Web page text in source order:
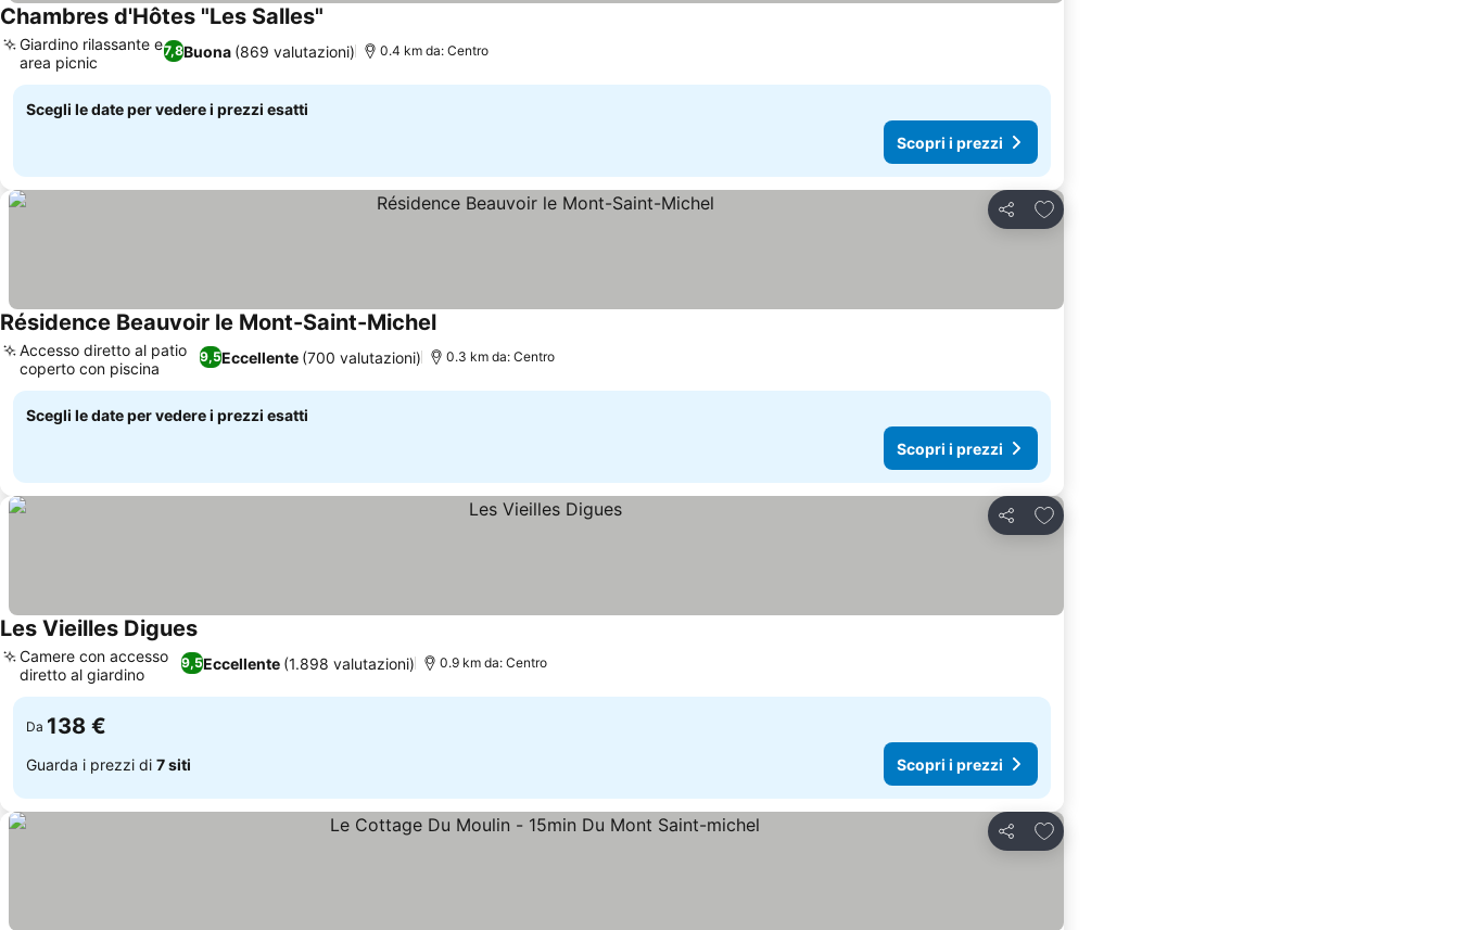
Chambres d'Hôtes "Les Salles"
7,8Buona (869 valutazioni)
Giardino rilassante e
area picnic
0.4 km da: Centro
Scegli le date per vedere i prezzi esatti
Scopri i prezzi
Condividi
Aggiungi ai preferiti
Résidence Beauvoir le Mont-Saint-MichelScopri i prezzi
9,5Eccellente (700 valutazioni)
Accesso diretto al patio
coperto con piscina
0.3 km da: Centro
Scegli le date per vedere i prezzi esatti
Scopri i prezzi
Condividi
Aggiungi ai preferiti
Les Vieilles DiguesScopri i prezzi
9,5Eccellente (1.898 valutazioni)
Camere con accesso
diretto al giardino
0.9 km da: Centro
Da 138 €
Guarda i prezzi di 7 siti Scopri i prezzi
Condividi
Aggiungi ai preferiti